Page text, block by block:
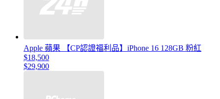
Apple 蘋果 【CP認證福利品】iPhone 16 128GB 粉紅
$18,500
$29,900